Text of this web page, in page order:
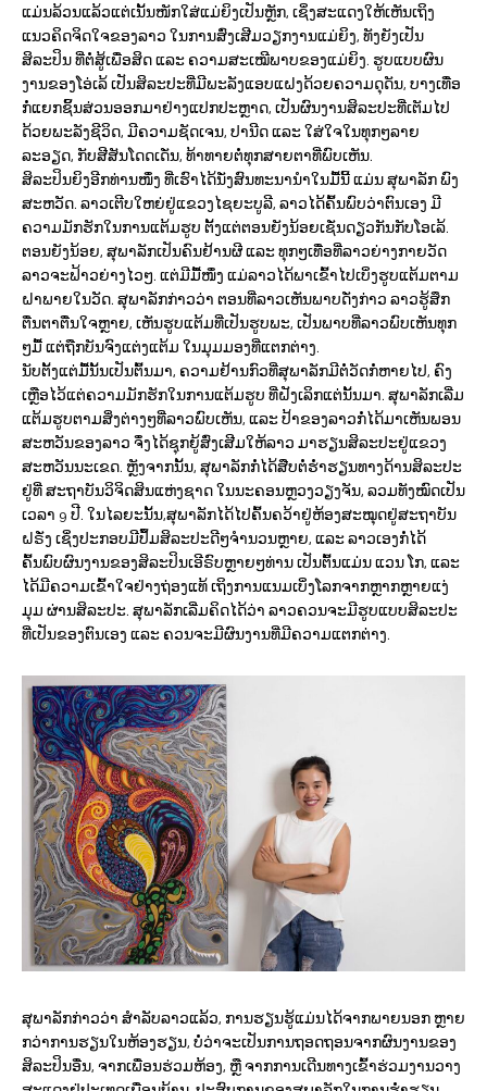
ແມ່ນລ້ວນແລ້ວແຕ່ເນັ້ນໜັກໃສ່ແມ່ຍິງເປັນຫຼັກ, ເຊິ່ງສະແດງໃຫ້ເຫັນເຖິງ
ແນວຄິດຈິດໃຈຂອງລາວ ໃນການສົ່ງເສີມວຽກງານແມ່ຍິງ, ທັງຍັງເປັນ
ສິລະປິນ ທີ່ຕໍ່ສູ້ເພື່ອສິດ ແລະ ຄວາມສະເໝີພາບຂອງແມ່ຍິງ. ຮູບແບບຜົນ
ງານຂອງໂອ່ເລ້ ເປັນສິລະປະທີ່ມີພະລັງແອບແຝງດ້ວຍຄວາມດຸດັນ, ບາງເທື່ອ
ກໍ່ແຍກຊິ້ນສ່ວນອອກມາຢ່າງແປກປະຫຼາດ, ເປັນຜົນງານສິລະປະທີ່ເຕັມໄປ
ດ້ວຍພະລັງຊີວິດ, ມີຄວາມຊັດເຈນ, ປານີດ ແລະ ໃສ່ໃຈໃນທຸກໆລາຍ
ລະອຽດ, ກັບສີສັນໂດດເດັ່ນ, ທ້າທາຍຕໍ່ທຸກສາຍຕາທີ່ພົບເຫັນ.
ສິລະປິນຍິງອີກທ່ານໜຶ່ງ ທີ່ເຮົາໄດ້ນັ່ງສົນທະນານຳໃນມື້ນີ້ ແມ່ນ ສຸພາລັກ ພົງ
ສະຫວັດ. ລາວເຕີບໃຫຍ່ຢູ່ແຂວງໄຊຍະບູລີ, ລາວໄດ້ຄົ້ນພົບວ່າຕົນເອງ ມີ
ຄວາມມັກຮັກໃນການແຕ້ມຮູບ ຕັ້ງແຕ່ຕອນຍັງນ້ອຍເຊັ່ນດຽວກັນກັບໂອເລ້.
ຕອນຍັງນ້ອຍ, ສຸພາລັກເປັນຄົນຢ້ານຜີ ແລະ ທຸກໆເທື່ອທີ່ລາວຍ່າງກາຍວັດ
ລາວຈະຟ້າວຍ່າງໄວໆ. ແຕ່ມີມື້ໜຶ່ງ ແມ່ລາວໄດ້ພາເຂົ້າໄປເບິ່ງຮູບແຕ້ມຕາມ
ຝາພາຍໃນວັດ. ສຸພາລັກກ່າວວ່າ ຕອນທີ່ລາວເຫັນພາບດັ່ງກ່າວ ລາວຮູ້ສຶກ
ຕື່ນຕາຕື່ນໃຈຫຼາຍ, ເຫັນຮູບແຕ້ມທີ່ເປັນຮູບພະ, ເປັນພາບທີ່ລາວພົບເຫັນທຸກ
ໆມື້ ແຕ່ຖືກບັນຈົງແຕ່ງແຕ້ມ ໃນມຸມມອງທີ່ແຕກຕ່າງ.
ນັບຕັ້ງແຕ່ມື້ນັ້ນເປັນຕົ້ນມາ, ຄວາມຢ້ານກົວທີ່ສຸພາລັກມີຕໍ່ວັດກໍ່ຫາຍໄປ, ຄົງ
ເຫຼືອໄວ້ແຕ່ຄວາມມັກຮັກໃນການແຕ້ມຮູບ ທີ່ຝັງເລິກແຕ່ນັ້ນມາ. ສຸພາລັກເລີ່ມ
ແຕ້ມຮູບຕາມສິ່ງຕ່າງໆທີ່ລາວພົບເຫັນ, ແລະ ປ້າຂອງລາວກໍ່ໄດ້ມາເຫັນພອນ
ສະຫວັນຂອງລາວ ຈຶ່ງໄດ້ຊຸກຍູ້ສົ່ງເສີມໃຫ້ລາວ ມາຮຽນສິລະປະຢູ່ແຂວງ
ສະຫວັນນະເຂດ. ຫຼັງຈາກນັ້ນ, ສຸພາລັກກໍ່ໄດ້ສືບຕໍ່ຮ່ຳຮຽນທາງດ້ານສິລະປະ
ຢູ່ທີ່ ສະຖາບັນວິຈິດສິນແຫ່ງຊາດ ໃນນະຄອນຫຼວງວຽງຈັນ, ລວມທັງໝົດເປັນ
ເວລາ 9 ປີ. ໃນໄລຍະນັ້ນ,ສຸພາລັກໄດ້ໄປຄົ້ນຄວ້າຢູ່ຫ້ອງສະໝຸດຢູ່ສະຖາບັນ
ຝຣັ່ງ ເຊິ່ງປະກອບມີປຶ້ມສິລະປະດີໆຈຳນວນຫຼາຍ, ແລະ ລາວເອງກໍ່ໄດ້
ຄົ້ນພົບຜົນງານຂອງສິລະປິນເອີຣົບຫຼາຍໆທ່ານ ເປັນຕົ້ນແມ່ນ ແວນ ໂກ, ແລະ
ໄດ້ມີຄວາມເຂົ້າໃຈຢ່າງຖ່ອງແທ້ ເຖິງການແນມເບິ່ງໂລກຈາກຫຼາກຫຼາຍແງ່
ມຸມ ຜ່ານສິລະປະ. ສຸພາລັກເລີ່ມຄິດໄດ້ວ່າ ລາວຄວນຈະມີຮູບແບບສິລະປະ
ທີ່ເປັນຂອງຕົນເອງ ແລະ ຄວນຈະມີຜົນງານທີ່ມີຄວາມແຕກຕ່າງ.
ສຸພາລັກກ່າວວ່າ ສຳລັບລາວແລ້ວ, ການຮຽນຮູ້ແມ່ນໄດ້ຈາກພາຍນອກ ຫຼາຍ
ກວ່າການຮຽນໃນຫ້ອງຮຽນ, ບໍ່ວ່າຈະເປັນການຖອດຖອນຈາກຜົນງານຂອງ
ສິລະປິນອື່ນ, ຈາກເພື່ອນຮ່ວມຫ້ອງ, ຫຼື ຈາກການເດີນທາງເຂົ້າຮ່ວມງານວາງ